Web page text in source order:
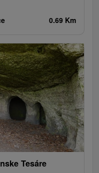
0.69 Km
Tesáre